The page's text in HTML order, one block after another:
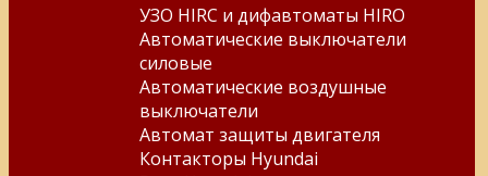
УЗО HIRC и дифавтоматы HIRO
Автоматические выключатели
силовые
Автоматические воздушные
выключатели
Автомат защиты двигателя
Контакторы Hyundai